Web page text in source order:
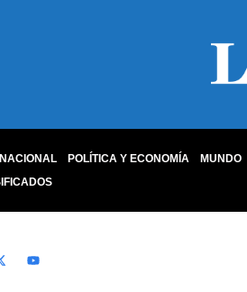
NACIONAL POLÍTICA Y ECONOMÍA MUNDO